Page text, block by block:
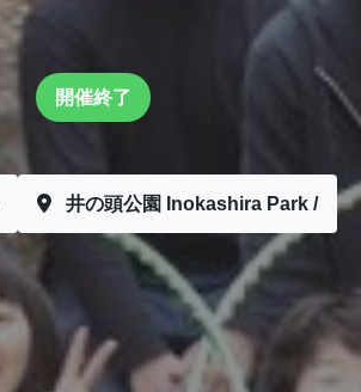
開催終了
井の頭公園 Inokashira Park /